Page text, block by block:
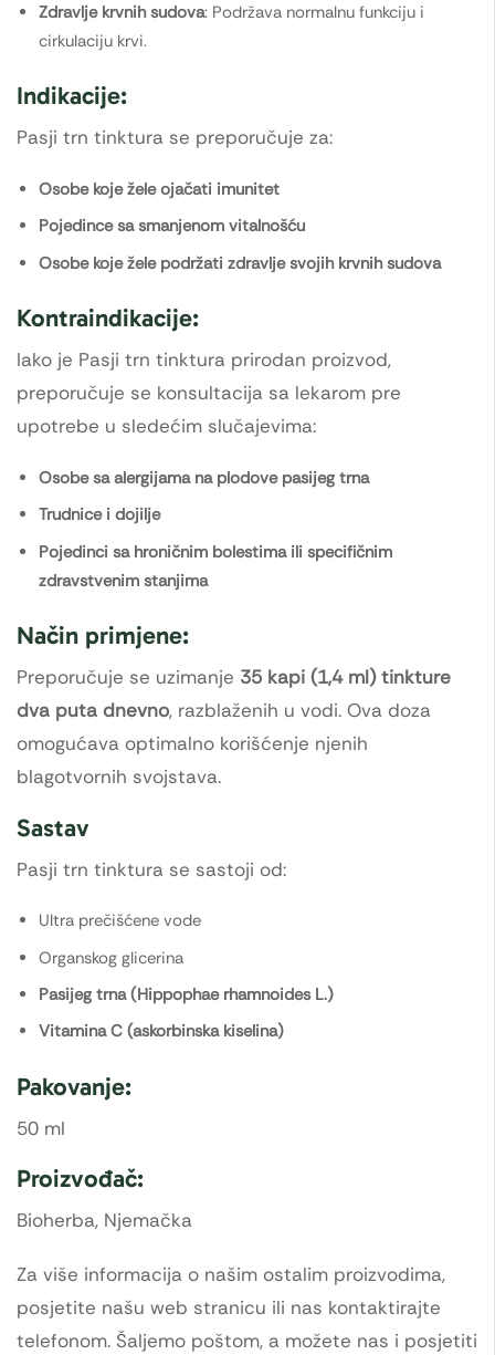
Zdravlje krvnih sudova: Podržava normalnu funkciju i
cirkulaciju krvi.
Indikacije:
Pasji trn tinktura se preporučuje za:
Osobe koje žele ojačati imunitet
Pojedince sa smanjenom vitalnošću
Osobe koje žele podržati zdravlje svojih krvnih sudova
Kontraindikacije:
Iako je Pasji trn tinktura prirodan proizvod,
preporučuje se konsultacija sa lekarom pre
upotrebe u sledećim slučajevima:
Osobe sa alergijama na plodove pasijeg trna
Trudnice i dojilje
Pojedinci sa hroničnim bolestima ili specifičnim
zdravstvenim stanjima
Način primjene:
Preporučuje se uzimanje 35 kapi (1,4 ml) tinkture
dva puta dnevno, razblaženih u vodi. Ova doza
omogućava optimalno korišćenje njenih
blagotvornih svojstava.
Sastav
Pasji trn tinktura se sastoji od:
Ultra prečišćene vode
Organskog glicerina
Pasijeg trna (Hippophae rhamnoides L.)
Vitamina C (askorbinska kiselina)
Pakovanje:
50 ml
Proizvođač:
Bioherba, Njemačka
Za više informacija o našim ostalim proizvodima,
posjetite našu web stranicu ili nas kontaktirajte
telefonom. Šaljemo poštom, a možete nas i posjetiti